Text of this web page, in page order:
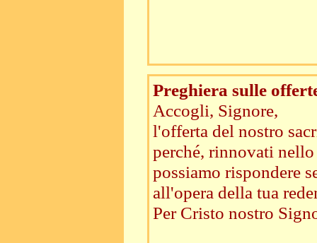
Preghiera sulle
Accogli, Signore,
l'offerta del nostro
perché, rinnovati
possiamo rispondere
all'opera della tua
Per Cristo nostro